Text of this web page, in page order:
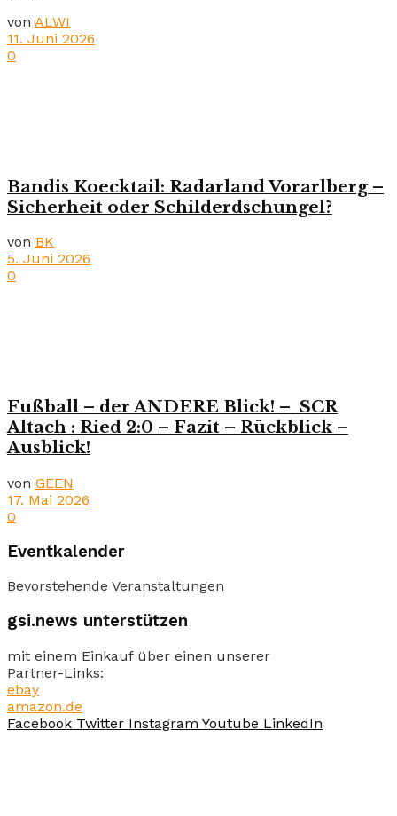
von ALWI
11. Juni 2026
0
Bandis Koecktail: Radarland Vorarlberg –
Sicherheit oder Schilderdschungel?
von BK
5. Juni 2026
0
Fußball – der ANDERE Blick! – SCR
Altach : Ried 2:0 – Fazit – Rückblick –
Ausblick!
von GEEN
17. Mai 2026
0
Eventkalender
Bevorstehende Veranstaltungen
gsi.news unterstützen
mit einem Einkauf über einen unserer
Partner-Links:
ebay
amazon.de
Facebook Twitter Instagram Youtube LinkedIn